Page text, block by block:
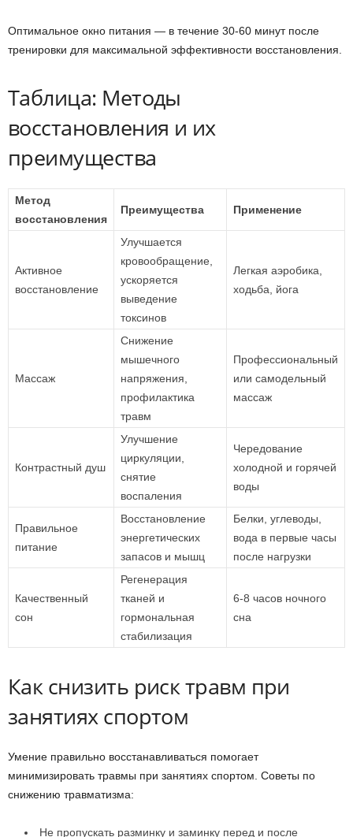
Оптимальное окно питания — в течение 30-60 минут после
тренировки для максимальной эффективности восстановления.
Таблица: Методы
восстановления и их
преимущества
Метод
восстановления
Преимущества Применение
Активное
восстановление
Улучшается
кровообращение,
ускоряется
выведение
токсинов
Легкая аэробика,
ходьба, йога
Массаж
Снижение
мышечного
напряжения,
профилактика
травм
Профессиональный
или самодельный
массаж
Контрастный душ
Улучшение
циркуляции,
снятие
воспаления
Чередование
холодной и горячей
воды
Правильное
питание
Восстановление
энергетических
запасов и мышц
Белки, углеводы,
вода в первые часы
после нагрузки
Качественный
сон
Регенерация
тканей и
гормональная
стабилизация
6-8 часов ночного
сна
Как снизить риск травм при
занятиях спортом
Умение правильно восстанавливаться помогает
минимизировать травмы при занятиях спортом. Советы по
снижению травматизма:
Не пропускать разминку и заминку перед и после